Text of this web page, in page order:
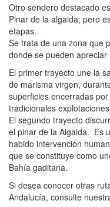
Otro sendero destacado
Pinar de la algaida; pero
etapas.
Se trata de una zona que
donde se pueden
El primer trayecto une la
de marisma virgen,
superficies encerradas
tradicionales
El segundo trayecto
el pinar de la Algaida. Es
habido intervención
que se constituye como
Bahía gaditana.
Si desea conocer otras
Andalucía, consulte